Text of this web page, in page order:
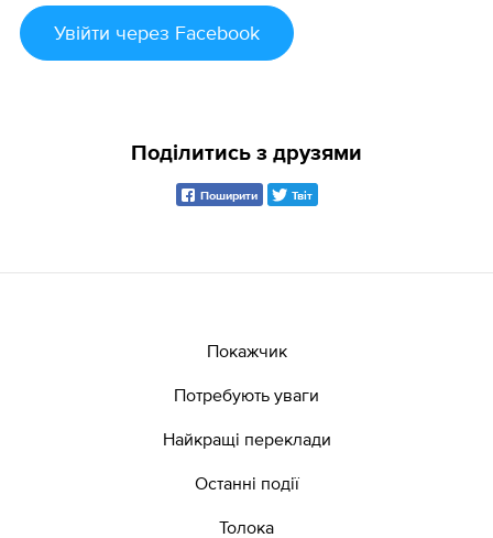
Увійти через Facebook
Поділитись з друзями
Поширити Твіт
Покажчик
Потребують уваги
Найкращі переклади
Останні події
Толока